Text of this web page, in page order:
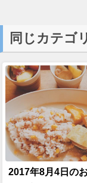
同じカテゴ
2017年8月4日の